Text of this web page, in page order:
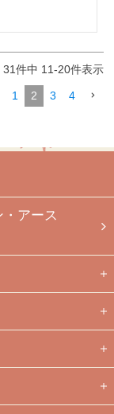
31件中 11-20件表示
1 2 3 4
アース